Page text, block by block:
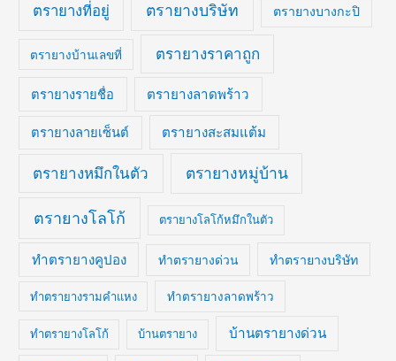
ตรายางที่อยู่ ตรายางบริษัท ตรายางบางกะปิ
ตรายางบ้านเลขที่ ตรายางราคาถูก
ตรายางรายชื่อ ตรายางลาดพร้าว
ตรายางลายเซ็นต์ ตรายางสะสมแต้ม
ตรายางหมึกในตัว ตรายางหมู่บ้าน
ตรายางโลโก้ ตรายางโลโก้หมึกในตัว
ทำตรายางคูปอง ทำตรายางด่วน ทำตรายางบริษัท
ทำตรายางรามคำแหง ทำตรายางลาดพร้าว
ทำตรายางโลโก้ บ้านตรายาง บ้านตรายางด่วน